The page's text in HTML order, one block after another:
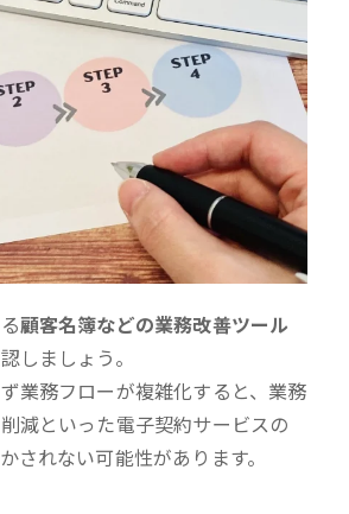
顧客名簿などの業務改善ツール
しましょう。
業務フローが複雑化すると、業務
減といった電子契約サービスの
されない可能性があります。